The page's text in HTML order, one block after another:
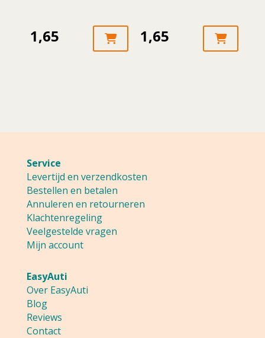
1,65 1,65
Service
Levertijd en verzendkosten
Bestellen en betalen
Annuleren en retourneren
Klachtenregeling
Veelgestelde vragen
Mijn account
EasyAuti
Over EasyAuti
Blog
Reviews
Contact